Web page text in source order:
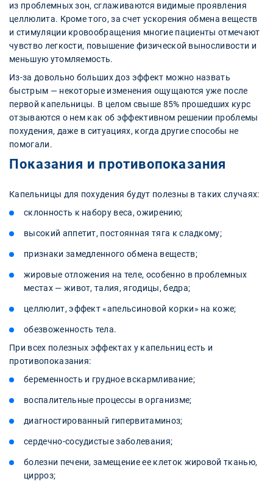
из проблемных зон, сглаживаются видимые проявления
целлюлита. Кроме того, за счет ускорения обмена веществ
и стимуляции кровообращения многие пациенты отмечают
чувство легкости, повышение физической выносливости и
меньшую утомляемость.
Из-за довольно больших доз эффект можно назвать
быстрым — некоторые изменения ощущаются уже после
первой капельницы. В целом свыше 85% прошедших курс
отзываются о нем как об эффективном решении проблемы
похудения, даже в ситуациях, когда другие способы не
помогали.
Показания и противопоказания
Капельницы для похудения будут полезны в таких случаях:
склонность к набору веса, ожирению;
высокий аппетит, постоянная тяга к сладкому;
признаки замедленного обмена веществ;
жировые отложения на теле, особенно в проблемных
местах — живот, талия, ягодицы, бедра;
целлюлит, эффект «апельсиновой корки» на коже;
обезвоженность тела.
При всех полезных эффектах у капельниц есть и
противопоказания:
беременность и грудное вскармливание;
воспалительные процессы в организме;
диагностированный гипервитаминоз;
сердечно-сосудистые заболевания;
болезни печени, замещение ее клеток жировой тканью,
цирроз;